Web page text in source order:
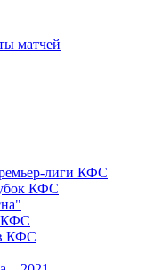
матчей
лиги КФС
КФС
КФС
КФС